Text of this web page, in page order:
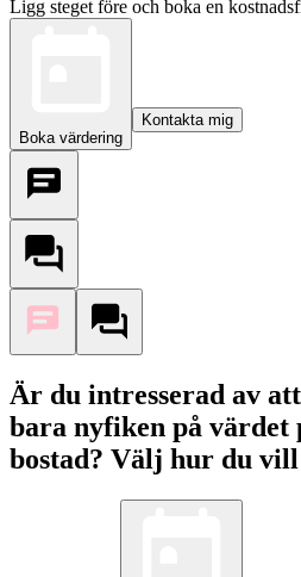
Ligg steget före och boka en
Boka värdering
Kontakta mig
Är du intresserad av
bara nyfiken på värdet
bostad? Välj hur du